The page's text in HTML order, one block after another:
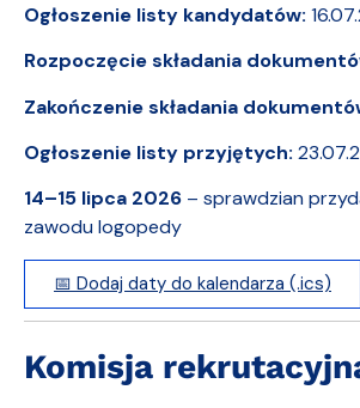
Ogłoszenie listy kandydatów:
Rozpoczęcie składania
Zakończenie składania
Ogłoszenie listy przyjętych:
14–15 lipca 2026 – sprawdzian
zawodu logopedy
📅 Dodaj daty do kalendarza (.ics)
Komisja